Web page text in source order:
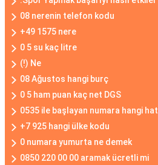
08 nerenin telefon kodu
+49 1575 nere
0 5 su kaç litre
(!) Ne
08 Ağustos hangi burç
0 5 ham puan kaç net DGS
0535 ile başlayan numara hangi hat
+7 925 hangi ülke kodu
0 numara yumurta ne demek
0850 220 00 00 aramak ücretli mi